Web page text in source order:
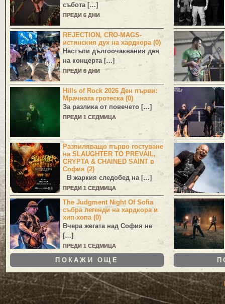
събота […]
ПРЕДИ 6 ДНИ
REJECTION, CRO-MAGS-
истинския дух на хардкора (0)
Настъпи дългоочаквания ден
на концерта […]
ПРЕДИ 6 ДНИ
Hills of Rock 2026 Ден първи:
Мрачната гротеска (0)
За разлика от повечето […]
ПРЕДИ 1 СЕДМИЦА
Разпиляващо първо гостуване
на SLAUGHTER TO PREVAIL,
CRYPTA & CHAINED SAINT в
София (2)
В жаркия следобед на […]
ПРЕДИ 1 СЕДМИЦА
The Judgment Night Of Sofia
събра легенди на хардкора и
хип-хопа (0)
Вчера жегата над София не
[…]
ПРЕДИ 1 СЕДМИЦА
ПОКАЖИ ОЩЕ